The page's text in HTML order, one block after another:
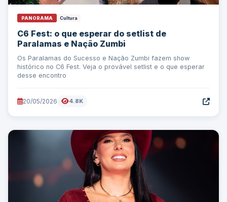
PANORAMA Cultura
C6 Fest: o que esperar do setlist de
Paralamas e Nação Zumbi
Os Paralamas do Sucesso e Nação Zumbi fazem show
histórico no C6 Fest. Veja o provável setlist e o que esperar
desse encontro
20/05/2026 4.8K